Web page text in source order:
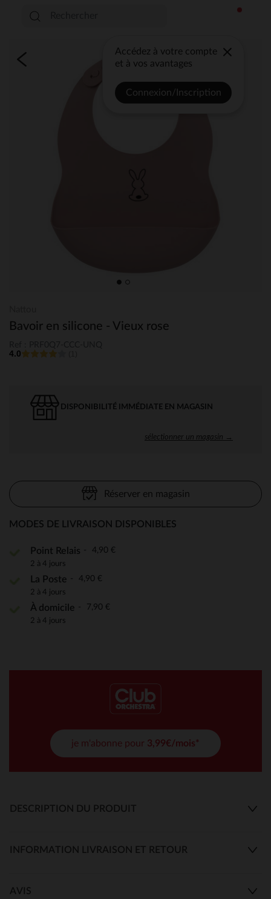
Accédez à votre compte
et à vos avantages
Connexion/Inscription
Bavoir en silicone - Vieux rose
4.0
DISPONIBILITÉ IMMÉDIATE EN MAGASIN
sélectionner un magasin →
Réserver en magasin
MODES DE LIVRAISON DISPONIBLES
Point Relais 4,90 €
2 à 4 jours
La Poste 4,90 €
2 à 4 jours
À domicile 7,90 €
2 à 4 jours
je m'abonne pour 3,99€/mois*
DESCRIPTION DU PRODUIT
INFORMATION LIVRAISON ET RETOUR
AVIS